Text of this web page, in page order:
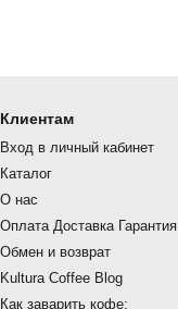
Клиентам
Вход в личный кабинет
Каталог
О нас
Оплата Доставка Гарантия
Обмен и возврат
Kultura Coffee Blog
Как заварить кофе: